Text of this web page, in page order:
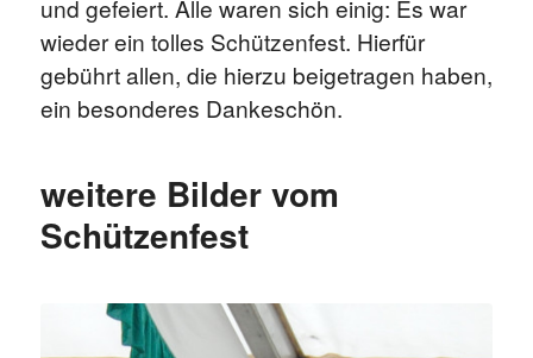
und gefeiert. Alle waren sich einig: Es war
wieder ein tolles Schützenfest. Hierfür
gebührt allen, die hierzu beigetragen haben,
ein besonderes Dankeschön.
weitere Bilder vom
Schützenfest